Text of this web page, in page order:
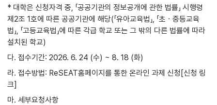
* 대학은 신청자격 중, 「공공기관의 정보공개에 관한 법률」 시행령
제2조 1호에 따른 공공기관에 해당(「유아교육법」, 「초ㆍ중등교육
법」, 「고등교육법」에 따른 각급 학교 또는 그 밖의 다른 법률에 따라
설치된 학교)
다. 접수기간: 2026. 6. 24 (수) ~ 8. 18 (화)
라. 접수방법: ReSEAT홈페이지를 통한 온라인 과제 신청[신청 링
크]
마. 세부요청사항